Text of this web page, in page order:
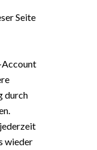
Seite
Account
durch
wieder